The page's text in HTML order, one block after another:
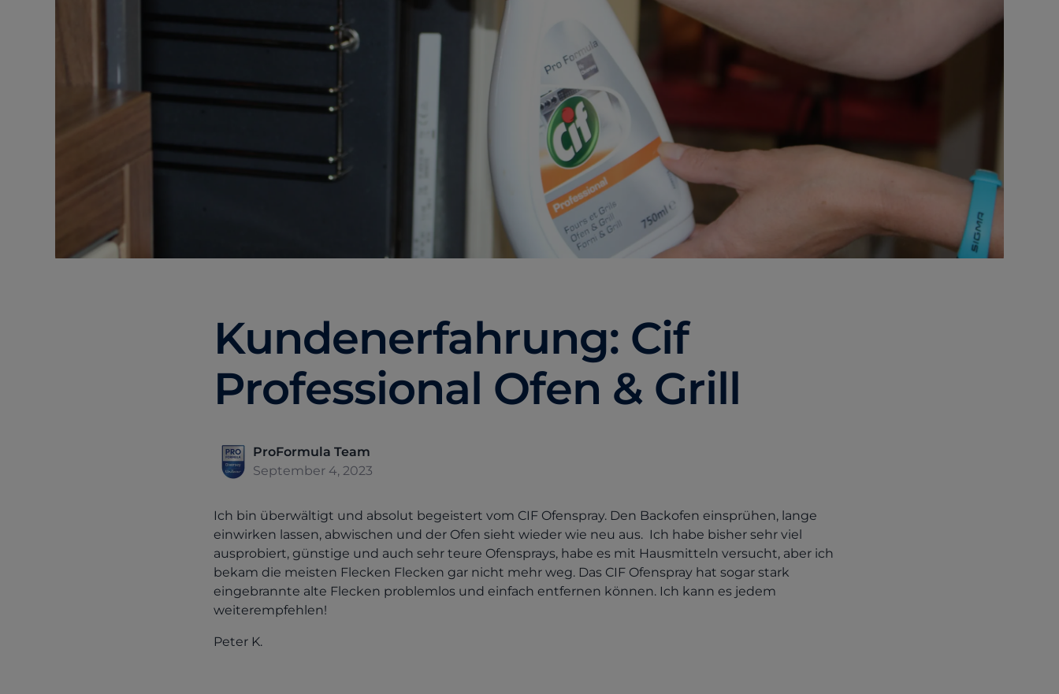
Kundenerfahrung: Cif
Professional Ofen & Grill
ProFormula Team
September 4, 2023
Ich bin überwältigt und absolut begeistert vom CIF Ofenspray. Den Backofen einsprühen, lange
einwirken lassen, abwischen und der Ofen sieht wieder wie neu aus. Ich habe bisher sehr viel
ausprobiert, günstige und auch sehr teure Ofensprays, habe es mit Hausmitteln versucht, aber ich
bekam die meisten Flecken Flecken gar nicht mehr weg. Das CIF Ofenspray hat sogar stark
eingebrannte alte Flecken problemlos und einfach entfernen können. Ich kann es jedem
weiterempfehlen!
Peter K.